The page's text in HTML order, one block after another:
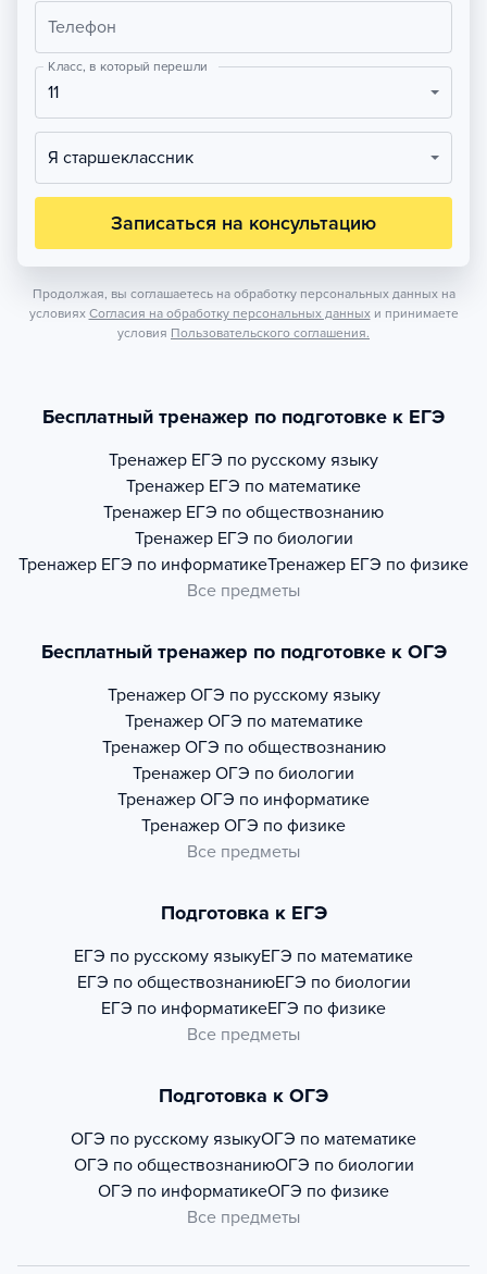
Телефон
Класс, в который перешли
11
Я старшеклассник
Записаться на консультацию
Продолжая, вы соглашаетесь на обработку персональных данных на
условиях Согласия на обработку персональных данных и принимаете
условия Пользовательского соглашения.
Бесплатный тренажер по подготовке к ЕГЭ
Тренажер ЕГЭ по русскому языку
Тренажер ЕГЭ по математике
Тренажер ЕГЭ по обществознанию
Тренажер ЕГЭ по биологии
Тренажер ЕГЭ по информатикеТренажер ЕГЭ по физике
Все предметы
Бесплатный тренажер по подготовке к ОГЭ
Тренажер ОГЭ по русскому языку
Тренажер ОГЭ по математике
Тренажер ОГЭ по обществознанию
Тренажер ОГЭ по биологии
Тренажер ОГЭ по информатике
Тренажер ОГЭ по физике
Все предметы
Подготовка к ЕГЭ
ЕГЭ по русскому языкуЕГЭ по математике
ЕГЭ по обществознаниюЕГЭ по биологии
ЕГЭ по информатикеЕГЭ по физике
Все предметы
Подготовка к ОГЭ
ОГЭ по русскому языкуОГЭ по математике
ОГЭ по обществознаниюОГЭ по биологии
ОГЭ по информатикеОГЭ по физике
Все предметы